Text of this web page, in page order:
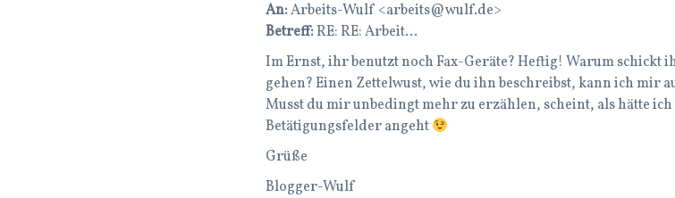
An:Arbeits-Wulf <arbeits@wulf.de>
Betreff:RE: RE: Arbeit…
Im Ernst, ihr benutzt noch Fax-Geräte? Heftig! Warum
gehen? Einen Zettelwust, wie du ihn beschreibst, kann ich
Musst du mir unbedingt mehr zu erzählen, scheint, als hätte
Betätigungsfelder angeht
Grüße
Blogger-Wulf